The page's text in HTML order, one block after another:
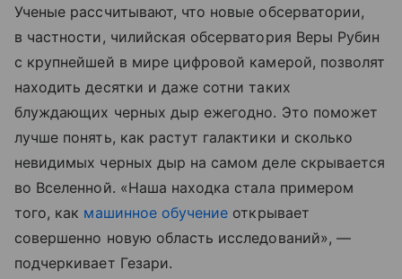
Ученые рассчитывают, что новые обсерватории,
в частности, чилийская обсерватория Веры Рубин
с крупнейшей в мире цифровой камерой, позволят
находить десятки и даже сотни таких
блуждающих черных дыр ежегодно. Это поможет
лучше понять, как растут галактики и сколько
невидимых черных дыр на самом деле скрывается
во Вселенной. «Наша находка стала примером
того, как машинное обучение открывает
совершенно новую область исследований», —
подчеркивает Гезари.